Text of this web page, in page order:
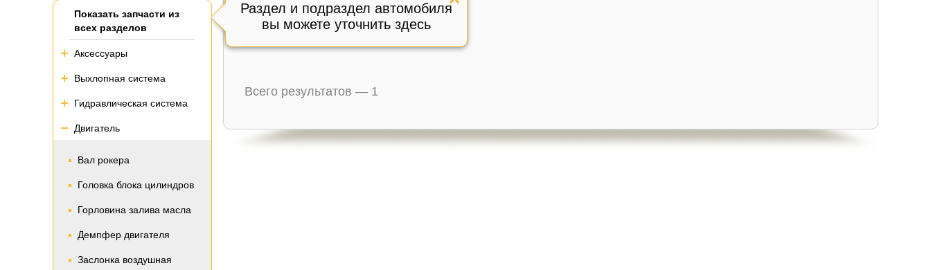
Раздел и подраздел автомобиля
вы можете уточнить здесь
Показать запчасти из
всех разделов
Аксессуары
Выхлопная система
Гидравлическая система
Двигатель
Вал рокера
Головка блока цилиндров
Горловина залива масла
Демпфер двигателя
Заслонка воздушная
Состояние:целый
Внутренний код:179770
Всего результатов — 1